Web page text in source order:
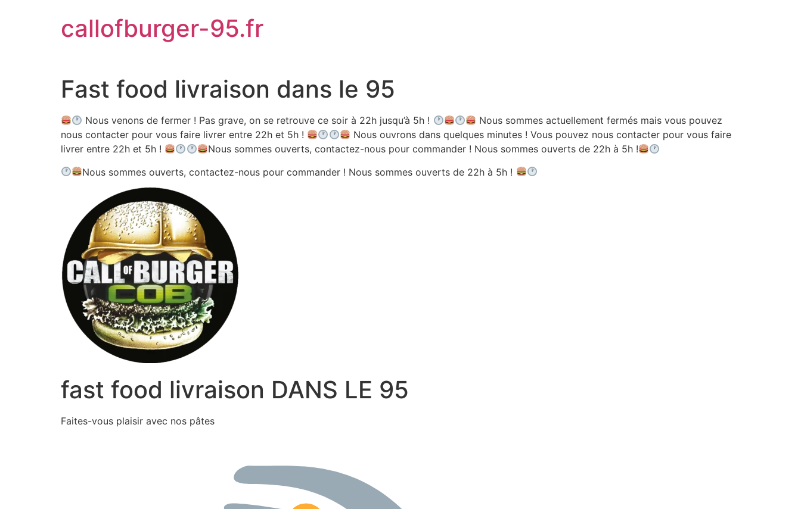
callofburger-95.fr
Fast food livraison dans le 95
Nous venons de fermer ! Pas grave, on se retrouve ce soir à 22h jusqu’à 5h !
Nous sommes actuellement fermés mais vous pouvez
nous contacter pour vous faire livrer entre 22h et 5h !
Nous ouvrons dans quelques minutes ! Vous pouvez nous contacter pour vous faire
livrer entre 22h et 5h !
Nous sommes ouverts, contactez-nous pour commander ! Nous sommes ouverts de 22h à 5h !
Nous sommes ouverts, contactez-nous pour commander ! Nous sommes ouverts de 22h à 5h !
fast food livraison DANS LE 95
Faites-vous plaisir avec nos pâtes